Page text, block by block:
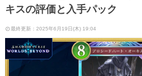
キスの評価と入手パック
最終更新：2025年6月19日(木) 19:04